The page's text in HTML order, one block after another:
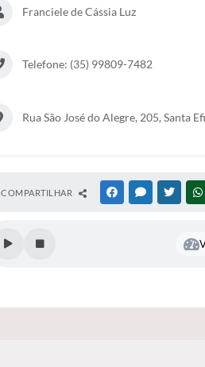
Franciele de Cássia Luz
Telefone: (35) 99809-7482
Rua São José do Alegre, 205, Santa
COMPARTILHAR FACEBOOKMESSENGER